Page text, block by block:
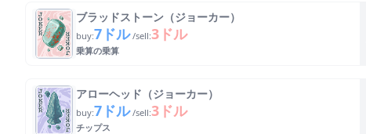
ブラッドストーン（ジョーカー）
buy:7ドル /sell:3ドル
乗算の乗算
アローヘッド（ジョーカー）
buy:7ドル /sell:3ドル
チップス